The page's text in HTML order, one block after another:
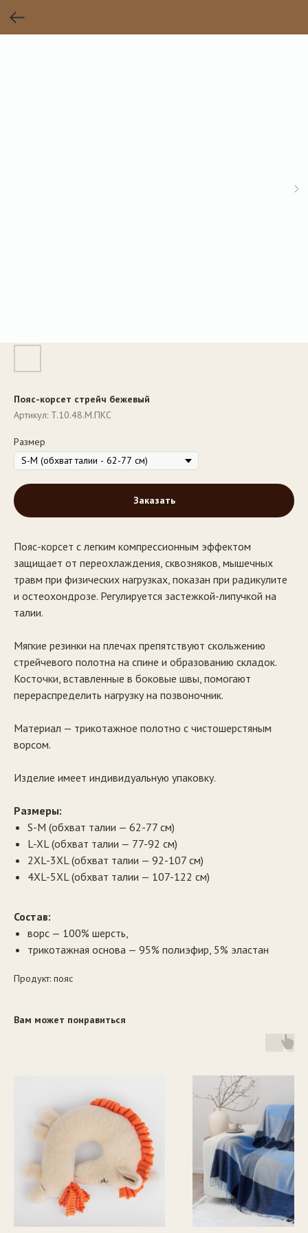
Пояс-корсет стрейч бежевый
Артикул: T.10.48.М.ПКС
Размер
Заказать
Пояс-корсет с легким компрессионным эффектом
защищает от переохлаждения, сквозняков, мышечных
травм при физических нагрузках, показан при радикулите
и остеохондрозе. Регулируется застежкой-липучкой на
талии.
Мягкие резинки на плечах препятствуют скольжению
стрейчевого полотна на спине и образованию складок.
Косточки, вставленные в боковые швы, помогают
перераспределить нагрузку на позвоночник.
Материал — трикотажное полотно с чистошерстяным
ворсом.
Изделие имеет индивидуальную упаковку.
Размеры:
S-M (обхват талии — 62-77 см)
L-XL (обхват талии — 77-92 см)
2XL-3XL (обхват талии — 92-107 см)
4XL-5XL (обхват талии — 107-122 см)
Состав:
ворс — 100% шерсть,
трикотажная основа — 95% полиэфир, 5% эластан
Продукт: пояс
Вам может понравиться